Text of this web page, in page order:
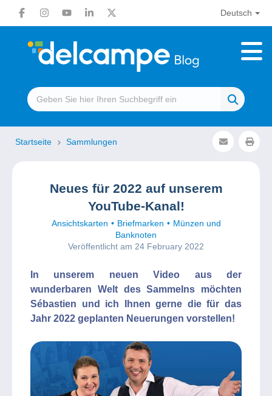
Deutsch
Startseite Sammlungen
Neues für 2022 auf unserem
YouTube-Kanal!
Ansichtskarten Briefmarken
Münzen und
Banknoten
Veröffentlicht am 24 February 2022
In unserem neuen Video aus der
wunderbaren Welt des Sammelns möchten
Sébastien und ich Ihnen gerne die für das
Jahr 2022 geplanten Neuerungen vorstellen!